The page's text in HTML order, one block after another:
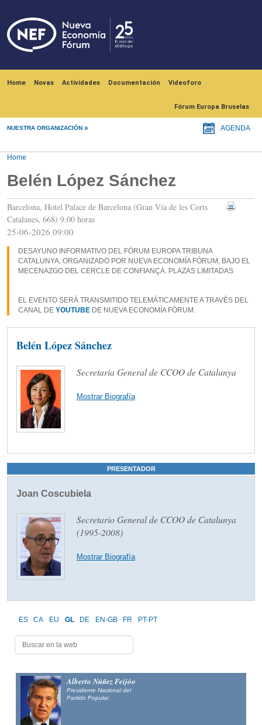
Home Novas Actividades Documentación Videoforo
Fórum Europa Bruselas
NUESTRA ORGANIZACIÓN AGENDA
Home
Belén López Sánchez
Barcelona, Hotel Palace de Barcelona (Gran Vía de les Corts
Catalanes, 668) 9.00 horas
25-06-2026 09:00
DESAYUNO INFORMATIVO DEL FÓRUM EUROPA TRIBUNA
CATALUNYA, ORGANIZADO POR NUEVA ECONOMÍA FÓRUM, BAJO EL
MECENAZGO DEL CERCLE DE CONFIANÇA. PLAZAS LIMITADAS
EL EVENTO SERÁ TRANSMITIDO TELEMÁTICAMENTE A TRAVÉS DEL
CANAL DE YOUTUBE DE NUEVA ECONOMÍA FÓRUM.
Belén López Sánchez
Secretaria General de CCOO de Catalunya
Mostrar Biografía
PRESENTADOR
Joan Coscubiela
Secretario General de CCOO de Catalunya
(1995-2008)
Mostrar Biografía
ES CA EU GL DE EN-GB FR PT-PT
Alberto Núñez Feijóo
Presidente Nacional del
Partido Popular